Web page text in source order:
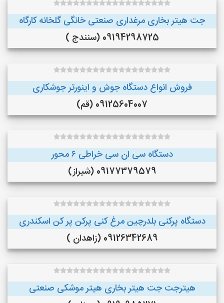
جت هیتر بخاری مرغداری صنعتی خانگی گلخانه کارگاه
09194298725 (سنندج )
فروش انواع دستگاه جوش و اینورتر جوشکاری
09125604007 (قم)
دستگاه سی ان سی خراطی ۶ محور
09177379579 (شیراز)
دستگاه پرکنی بلدرچین مرغ کنی پرکن پر کن اسکندری
09126342689 (زاهدان )
هیترجت جت هیتر بخاری هیتر موشکی صنعتی